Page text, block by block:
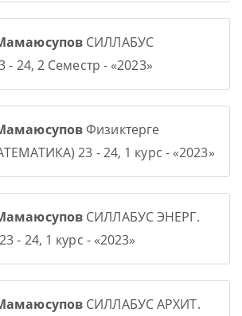
СИЛЛАБУС
24, 2 Семестр - «2023»
Физиктерге
23 - 24, 1 курс - «2023»
СИЛЛАБУС ЭНЕРГ.
- 24, 1 курс - «2023»
СИЛЛАБУС АРХИТ.